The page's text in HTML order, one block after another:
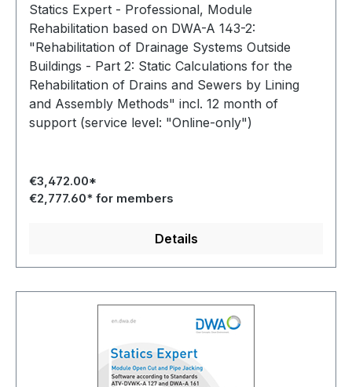
Statics Expert - Professional, Module
Rehabilitation based on DWA-A 143-2:
"Rehabilitation of Drainage Systems Outside
Buildings - Part 2: Static Calculations for the
Rehabilitation of Drains and Sewers by Lining
and Assembly Methods" incl. 12 month of
support (service level: "Online-only")
€3,472.00*
€2,777.60* for members
Details